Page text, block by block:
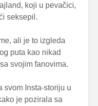
koji u pevačici,
seksepil.
ali je to izgleda
puta kao nikad
svojim fanovima.
svom Insta-storiju u
je pozirala sa